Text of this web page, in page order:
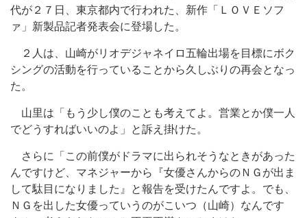
代が２７日、東京都内で行われた、新作「ＬＯＶＥソフ
ァ」新製品記者発表会に登場した。
２人は、山崎がリオデジャネイロ五輪出場を目標にボク
シングの活動を行っていることから久しぶりの再会となっ
た。
山里は「もう少し僕のことも考えてよ。営業とか僕一人
でどうすればいいのよ」と訴え掛けた。
さらに「この前僕がドラマに出られそうなときがあった
んですけど、マネジャーから『女優さんからのＮＧが出ま
して駄目になりました』と報告を受けたんですよ。でも、
ＮＧを出した女優っていうのがこいつ（山崎）なんです